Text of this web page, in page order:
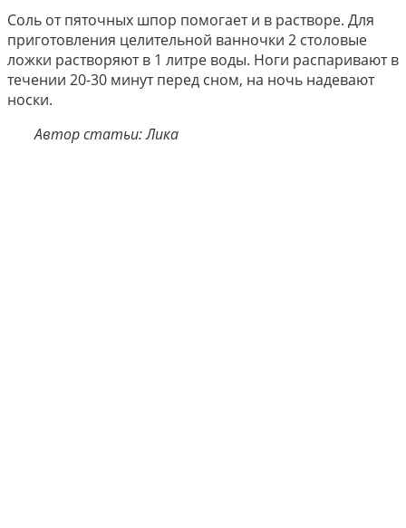
Соль от пяточных шпор помогает и в растворе. Для
приготовления целительной ванночки 2 столовые
ложки растворяют в 1 литре воды. Ноги распаривают в
течении 20-30 минут перед сном, на ночь надевают
носки.
Автор статьи: Лика